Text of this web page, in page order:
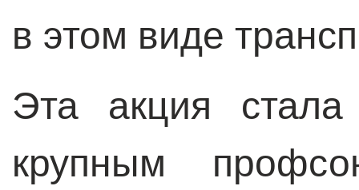
в этом виде
Эта акция
крупным